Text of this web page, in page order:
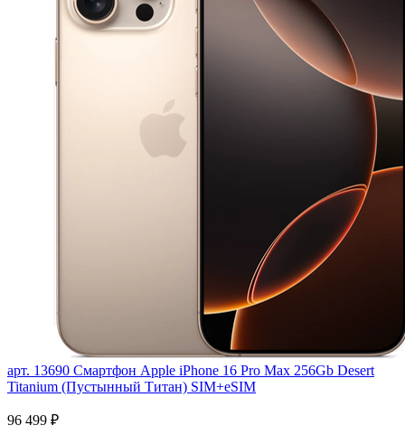
арт. 13690 Смартфон Apple iPhone 16 Pro Max 256Gb Desert
Titanium (Пустынный Титан) SIM+eSIM
96 499 ₽